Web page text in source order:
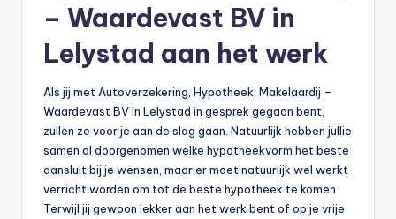
– Waardevast BV in
Lelystad aan het werk
Als jij met Autoverzekering, Hypotheek, Makelaardij –
Waardevast BV in Lelystad in gesprek gegaan bent,
zullen ze voor je aan de slag gaan. Natuurlijk hebben jullie
samen al doorgenomen welke hypotheekvorm het beste
aansluit bij je wensen, maar er moet natuurlijk wel werkt
verricht worden om tot de beste hypotheek te komen.
Terwijl jij gewoon lekker aan het werk bent of op je vrije